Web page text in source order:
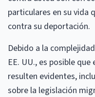
particulares en su vida
contra su deportación.
Debido a la
EE. UU., es posible
resulten evidentes,
sobre la legislación